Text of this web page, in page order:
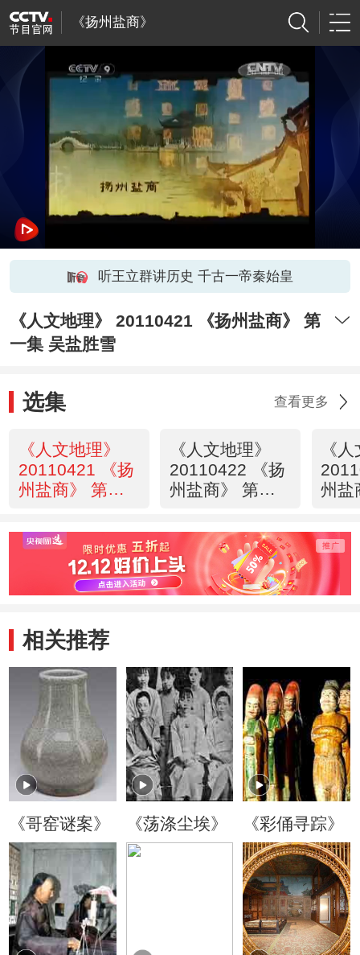
《扬州盐商》
听王立群讲历史 千古一帝秦始皇
《人文地理》 20110421 《扬州盐商》 第
一集 吴盐胜雪
选集 查看更多
《人文地理》
20110421 《扬
州盐商》 第一
《人文地理》
20110422 《扬
州盐商》 第二
《
州盐
相关推荐
《哥窑谜案》 《荡涤尘埃》 《彩俑寻踪》